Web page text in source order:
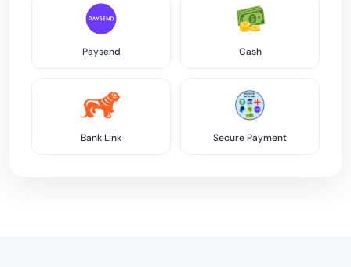
Paysend Cash
Bank Link Secure Payment